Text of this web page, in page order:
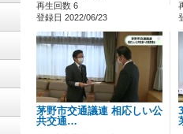
再生回数 6
登録日 2022/06/23
茅野市交通議連 相応しい公
共交通…